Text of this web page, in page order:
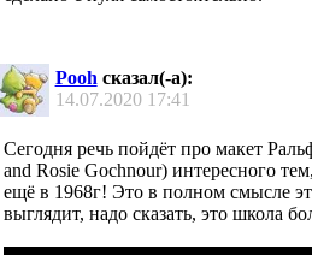
Pooh сказал(-а):
14.07.2020 17:41
Сегодня речь пойдёт про макет
and Rosie Gochnour) интересного
ещё в 1968г! Это в полном смысле
выглядит, надо сказать, это школа